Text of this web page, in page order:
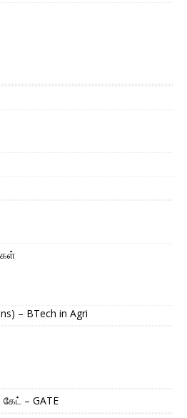
– BTech in Agri
கேட் – GATE